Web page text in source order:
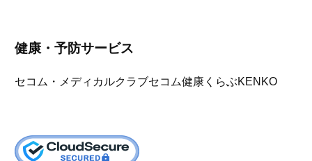
健康・予防サービス
セコム・メディカルクラブセコム健康くらぶKENKO